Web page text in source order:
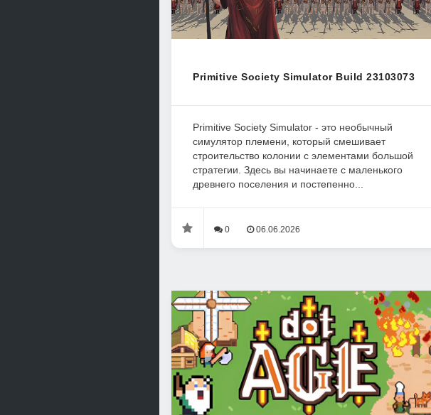
Primitive Society Simulator Build 23103073
Primitive Society Simulator - это необычный
симулятор племени, который смешивает
строительство колонии с элементами большой
стратегии. Здесь вы начинаете с маленького
древнего поселения и постепенно...
0 06.06.2026